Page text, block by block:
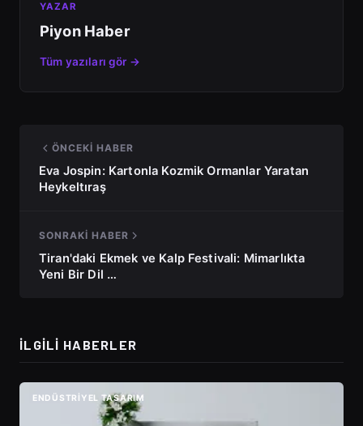
YAZAR
Piyon Haber
Tüm yazıları gör →
ÖNCEKI HABER
Eva Jospin: Kartonla Kozmik Ormanlar Yaratan
Heykeltıraş
SONRAKI HABER
Tiran'daki Ekmek ve Kalp Festivali: Mimarlıkta
Yeni Bir Dil …
İLGILI HABERLER
ENDÜSTRIYEL TASARIM